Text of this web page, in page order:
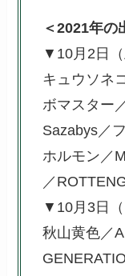
＜2021年の
▼10月2日（
キュウソネ
ボマスター
Sazabys／
ホルモン／
／
▼10月3日（
秋山黄色／